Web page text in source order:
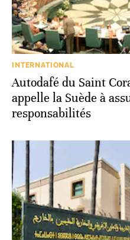
INTERNATIONAL
Autodafé du Saint
appelle la Suède à
responsabilités